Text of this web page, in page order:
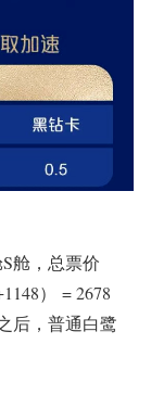
S舱，总票价
）
= 2678
后，普通白鹭